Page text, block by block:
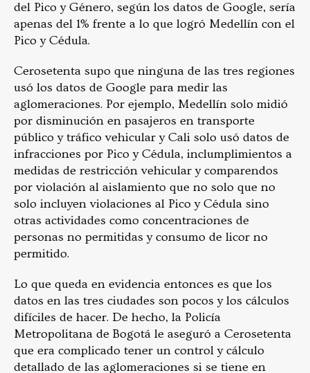
del Pico y Género, según los datos de Google, sería
apenas del 1% frente a lo que logró Medellín con el
Pico y Cédula.
Cerosetenta supo que ninguna de las tres regiones
usó los datos de Google para medir las
aglomeraciones. Por ejemplo, Medellín solo midió
por disminución en pasajeros en transporte
público y tráfico vehicular y Cali solo usó datos de
infracciones por Pico y Cédula, inclumplimientos a
medidas de restricción vehicular y comparendos
por violación al aislamiento que no solo que no
solo incluyen violaciones al Pico y Cédula sino
otras actividades como concentraciones de
personas no permitidas y consumo de licor no
permitido.
Lo que queda en evidencia entonces es que los
datos en las tres ciudades son pocos y los cálculos
difíciles de hacer. De hecho, la Policía
Metropolitana de Bogotá le aseguró a Cerosetenta
que era complicado tener un control y cálculo
detallado de las aglomeraciones si se tiene en